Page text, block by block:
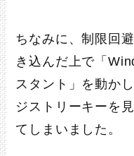
ちなみに、制限回
き込んだ上で「
スタント」を動か
ジストリーキーを
てしまいました。